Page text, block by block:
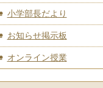
小学部長だより
お知らせ掲示板
オンライン授業